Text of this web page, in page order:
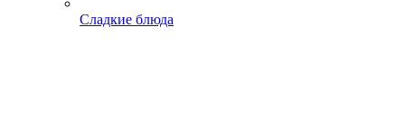
Сладкие блюда